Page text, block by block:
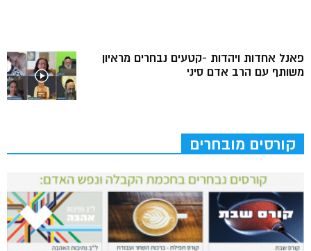
פאנל אחדות ויהדות -קטעים נבחרים מראיון
משותף עם הרב אדם סיני
קורסים מובחרים